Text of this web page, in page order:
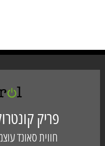
פריק
חווית סאונד